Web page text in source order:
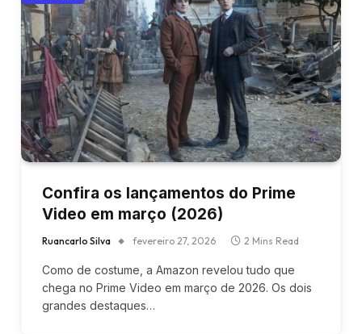
Confira os lançamentos do Prime
Video em março (2026)
Ruancarlo Silva fevereiro 27, 2026 2 Mins Read
Como de costume, a Amazon revelou tudo que
chega no Prime Video em março de 2026. Os dois
grandes destaques…